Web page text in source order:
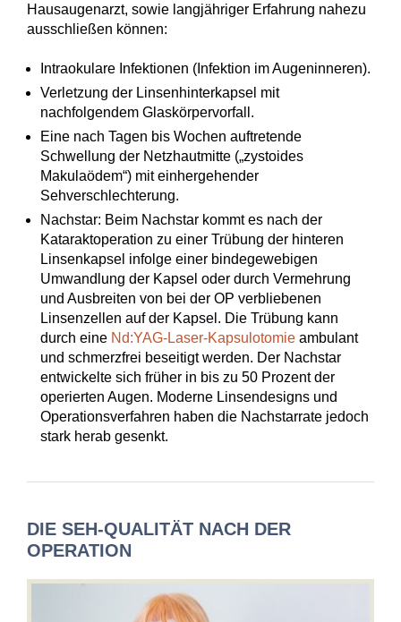
Hausaugenarzt, sowie langjähriger Erfahrung nahezu
ausschließen können:
Intraokulare Infektionen (Infektion im Augeninneren).
Verletzung der Linsenhinterkapsel mit
nachfolgendem Glaskörpervorfall.
Eine nach Tagen bis Wochen auftretende
Schwellung der Netzhautmitte („zystoides
Makulaödem“) mit einhergehender
Sehverschlechterung.
Nachstar: Beim Nachstar kommt es nach der
Kataraktoperation zu einer Trübung der hinteren
Linsenkapsel infolge einer bindegewebigen
Umwandlung der Kapsel oder durch Vermehrung
und Ausbreiten von bei der OP verbliebenen
Linsenzellen auf der Kapsel. Die Trübung kann
durch eine Nd:YAG-Laser-Kapsulotomie ambulant
und schmerzfrei beseitigt werden. Der Nachstar
entwickelte sich früher in bis zu 50 Prozent der
operierten Augen. Moderne Linsendesigns und
Operationsverfahren haben die Nachstarrate jedoch
stark herab gesenkt.
DIE SEH-QUALITÄT NACH DER
OPERATION